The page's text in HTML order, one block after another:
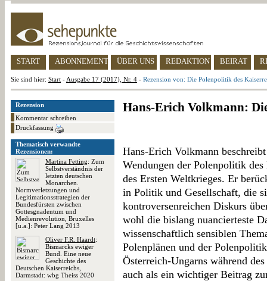
START ABONNEMENT ÜBER UNS REDAKTION BEIRAT
Sie sind hier: Start - Ausgabe 17 (2017), Nr. 4 - Rezension von: Die Polenpolitik des
Rezension
Kommentar schreiben
Druckfassung
Thematisch verwandte
Rezensionen:
Martina Fetting: Zum
Selbstverständnis der
letzten deutschen
Monarchen.
Normverletzungen und
Legitimationsstrategien der
Bundesfürsten zwischen
Gottesgnadentum und
Medienrevolution, Bruxelles
[u.a.]: Peter Lang 2013
Oliver F.R. Haardt:
Bismarcks ewiger
Bund. Eine neue
Geschichte des
Deutschen Kaiserreichs,
Darmstadt: wbg Theiss 2020
Hans-Erich Volkmann:
Hans-Erich Volkmann
Wendungen der Polenpolitik
des Ersten Weltkrieges. Er
in Politik und Gesellschaft, die
kontroversenreichen Diskurs
wohl die bislang nuancierteste
wissenschaftlich sensiblen
Polenplänen und der
Österreich-Ungarns während
auch als ein wichtiger Beitrag